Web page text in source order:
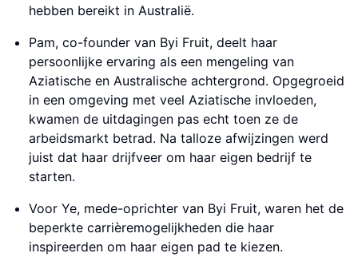
hebben bereikt in Australië.
Pam, co-founder van Byi Fruit, deelt haar
persoonlijke ervaring als een mengeling van
Aziatische en Australische achtergrond. Opgegroeid
in een omgeving met veel Aziatische invloeden,
kwamen de uitdagingen pas echt toen ze de
arbeidsmarkt betrad. Na talloze afwijzingen werd
juist dat haar drijfveer om haar eigen bedrijf te
starten.
Voor Ye, mede-oprichter van Byi Fruit, waren het de
beperkte carrièremogelijkheden die haar
inspireerden om haar eigen pad te kiezen.